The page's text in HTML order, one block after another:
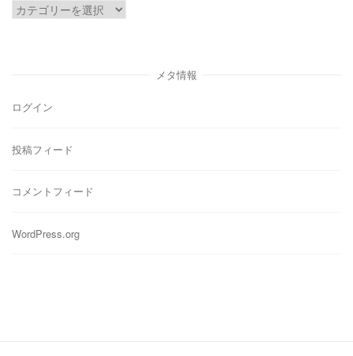
カ
メタ情報
ログイン
投稿フィード
コメントフィード
WordPress.org